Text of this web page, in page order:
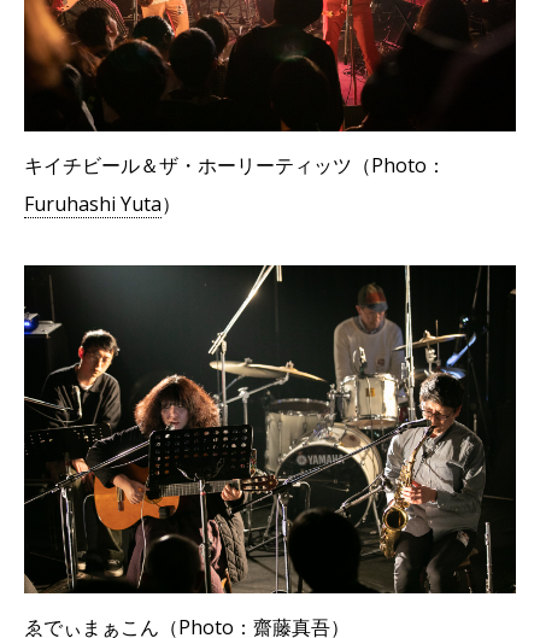
キイチビール＆ザ・ホーリーティッツ（Photo：
Furuhashi Yuta）
ゑでぃまぁこん（Photo： 齋藤真吾）